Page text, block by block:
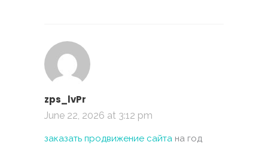
zps_lvPr
June 22, 2026 at 3:12 pm
заказать продвижение сайта на год